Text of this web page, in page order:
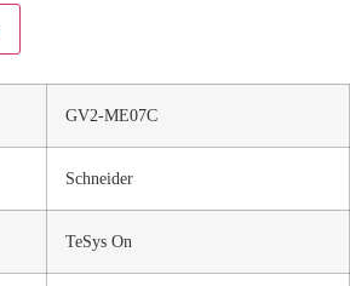
GV2-ME07C
Schneider
TeSys On